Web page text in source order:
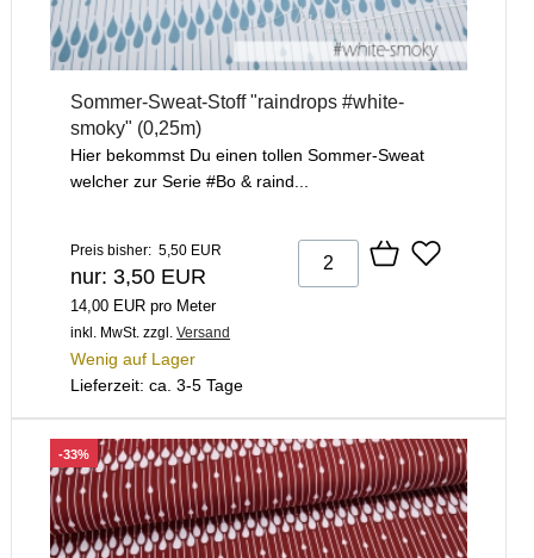
Sommer-Sweat-Stoff "raindrops #white-
smoky" (0,25m)
Hier bekommst Du einen tollen Sommer-Sweat
welcher zur Serie #Bo & raind...
Preis bisher: 5,50 EUR
nur: 3,50 EUR
14,00 EUR pro Meter
inkl. MwSt. zzgl. Versand
Wenig auf Lager
Lieferzeit: ca. 3-5 Tage
-33%